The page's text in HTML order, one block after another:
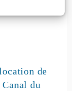
de
du